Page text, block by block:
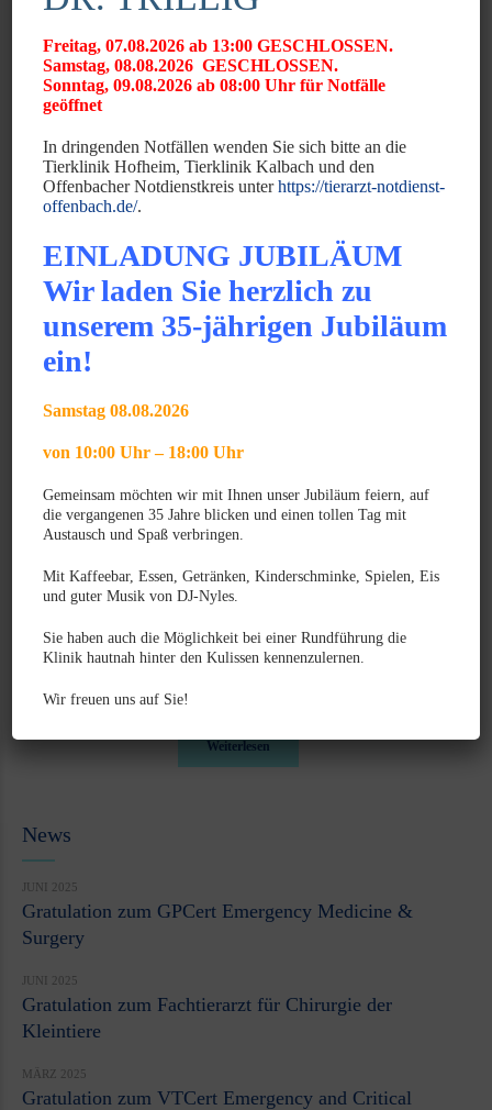
Welche Behandlungen gibt es?
Es stehen verschiedene Therapien zur Verfügung:
Medikamente: Hier wird ein Hemmstoff verabreicht, der
speziell für die Katze zugelassen ist. Die wiederholte
Blutkontrolle wird in der Klinik durchgeführt und
Dosis. Das Medikament wird während der gesamten
Lebensdauer täglich verabreicht. Nach erfolgreicher
Einstellung auf die beste Dosis müssen weiterhin
regelmäßig Blutkontrollen durchgeführt werden.
Eingriff kann nur bei zuvor stabilisierten Tieren
erforderliche zweite Operation.
Radio-/Jodtherapie: Hierbei wird radioaktives Jod
Therapie unterliegt den jeweiligen rechtlichen
nach einer Behandlung einige Tage in hierfür genehmigten
Weiterlesen
News
JUNI 2025
Gratulation zum GPCert Emergency Medicine &
Surgery
JUNI 2025
Gratulation zum Fachtierarzt für Chirurgie der
Kleintiere
MÄRZ 2025
Gratulation zum VTCert Emergency and Critical
Freitag, 07.08.2026 ab 13:00 GESCHLOSSEN.
Samstag, 08.08.2026 GESCHLOSSEN.
Sonntag, 09.08.2026 ab 08:00 Uhr für Notfälle
geöffnet
In dringenden Notfällen wenden Sie sich bitte an die
Tierklinik Hofheim, Tierklinik Kalbach und den
Offenbacher Notdienstkreis unterhttps://tierarzt-notdienst-
offenbach.de/.
EINLADUNG JUBILÄUM
Wir laden Sie herzlich zu
unserem 35-jährigen Jubiläum
ein!
Samstag 08.08.2026
von 10:00 Uhr – 18:00 Uhr
Gemeinsam möchten wir mit Ihnen unser Jubiläum feiern, auf
die vergangenen 35 Jahre blicken und einen tollen Tag mit
Austausch und Spaß verbringen.
Mit Kaffeebar, Essen, Getränken, Kinderschminke, Spielen, Eis
und guter Musik von DJ-Nyles.
Sie haben auch die Möglichkeit bei einer Rundführung die
Klinik hautnah hinter den Kulissen kennenzulernen.
Wir freuen uns auf Sie!